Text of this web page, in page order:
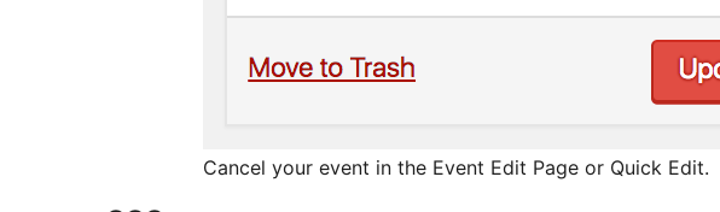
Cancel your event in the Event Edit Page or Quick Edit.